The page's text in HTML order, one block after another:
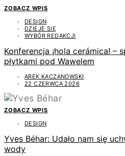
ZOBACZ WPIS
DESIGN
DZIEJE SIĘ
WYBÓR REDAKCJI
Konferencja ¡hola cerámica! –
płytkami pod Wawelem
AREK KACZANOWSKI
22 CZERWCA 2026
ZOBACZ WPIS
DESIGN
Yves Béhar: Udało nam się
wody